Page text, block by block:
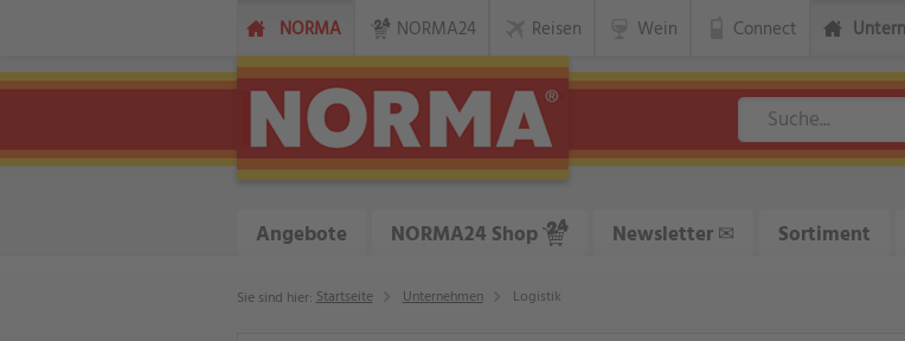
NORMA NORMA24 Reisen Wein Connect
Angebote NORMA24 Shop Newsletter✉ Sortiment
Sie sind hier: Startseite Unternehmen Logistik